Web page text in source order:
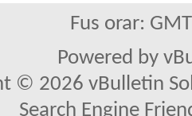
Fus orar:
Powered by
© 2026 vBulletin
Search Engine